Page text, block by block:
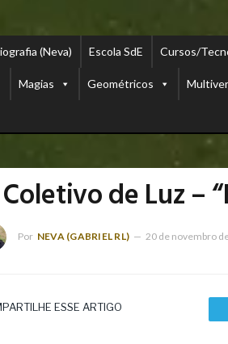
(Neva) Escola SdE Cursos/
Magias Geométricos
de Luz –
Por NEVA (GABRIEL RL) 20 de novembro
ESSE ARTIGO